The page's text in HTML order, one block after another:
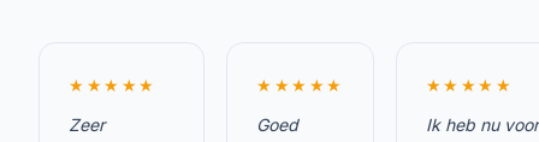
★★★★★
Zeer
★★★★★
Goed
★★★★★
Ik heb nu voor